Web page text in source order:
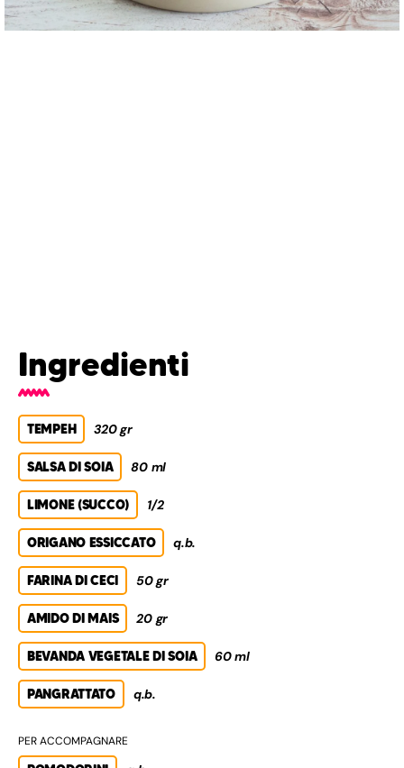
Ingredienti
TEMPEH 320 gr
SALSA DI SOIA 80 ml
LIMONE (SUCCO) 1/2
ORIGANO ESSICCATO q.b.
FARINA DI CECI 50 gr
AMIDO DI MAIS 20 gr
BEVANDA VEGETALE DI SOIA 60 ml
PANGRATTATO q.b.
PER ACCOMPAGNARE